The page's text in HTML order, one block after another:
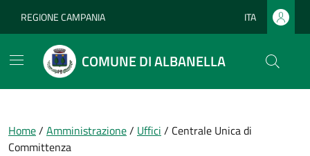
REGIONE CAMPANIA Lingua attiva:
ITA
COMUNE DI ALBANELLA
Home/ Amministrazione/ Uffici / Centrale Unica di
Committenza